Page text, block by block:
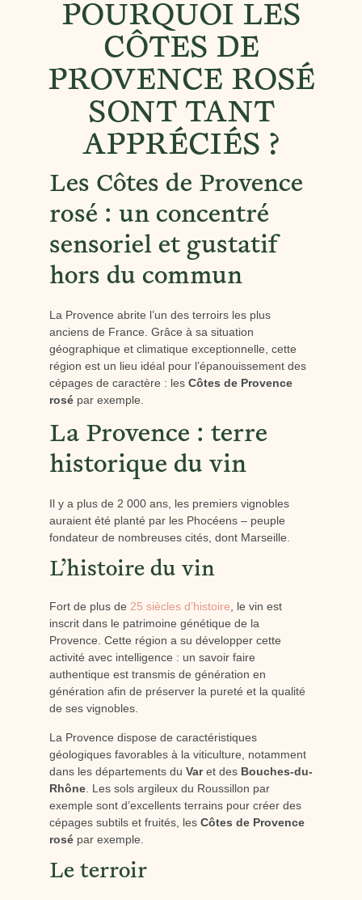
POURQUOI LES
CÔTES DE
PROVENCE ROSÉ
SONT TANT
APPRÉCIÉS ?
Les Côtes de Provence
rosé : un concentré
sensoriel et gustatif
hors du commun
La Provence abrite l’un des terroirs les plus
anciens de France. Grâce à sa situation
géographique et climatique exceptionnelle, cette
région est un lieu idéal pour l’épanouissement des
cépages de caractère : les Côtes de Provence
rosépar exemple.
La Provence : terre
historique du vin
Il y a plus de 2 000 ans, les premiers vignobles
auraient été planté par les Phocéens – peuple
fondateur de nombreuses cités, dont Marseille.
L’histoire du vin
Fort de plus de 25 siècles d’histoire , le vin est
inscrit dans le patrimoine génétique de la
Provence. Cette région a su développer cette
activité avec intelligence : un savoir faire
authentique est transmis de génération en
génération afin de préserver la pureté et la qualité
de ses vignobles.
La Provence dispose de caractéristiques
géologiques favorables à la viticulture, notamment
dans les départements du Varet des Bouches-du-
Rhône. Les sols argileux du Roussillon par
exemple sont d’excellents terrains pour créer des
cépages subtils et fruités, les Côtes de Provence
rosépar exemple.
Le terroir